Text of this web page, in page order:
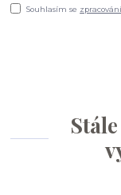
Souhlasím se